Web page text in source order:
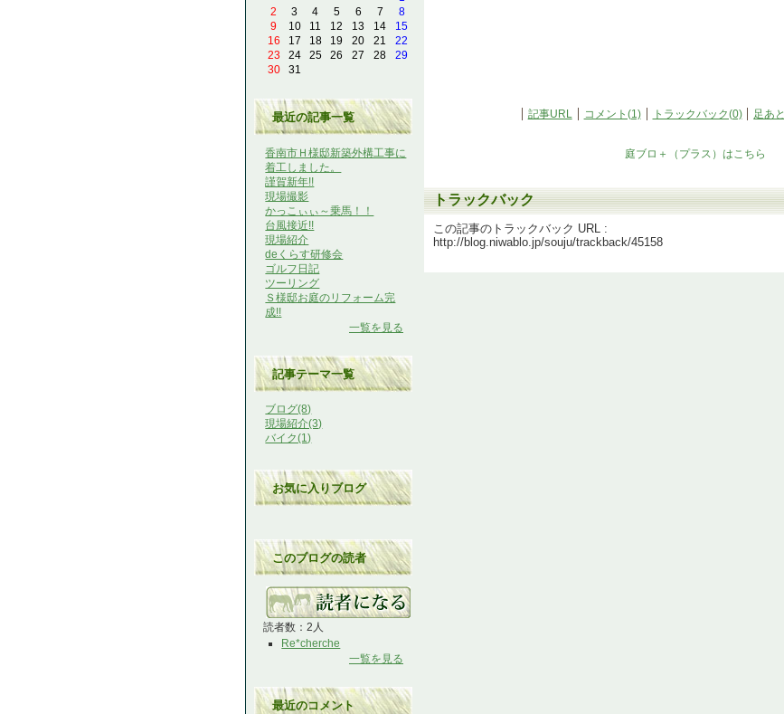
記事URL コメント(1) トラックバック(0) 足あと
庭ブロ＋（プラス）はこちら
トラックバック
この記事のトラックバック URL :
http://blog.niwablo.jp/souju/trackback/45158
2
3 4 5 6 7
8
9
10 11 12 13 14
15
16
17 18 19 20 21
22
23
24 25 26 27 28
29
30
31
最近の記事一覧
香南市Ｈ様邸新築外構工事に
着工しました。
謹賀新年!!
現場撮影
かっこぃぃ～乗馬！！
台風接近!!
現場紹介
deくらす研修会
ゴルフ日記
ツーリング
Ｓ様邸お庭のリフォーム完
成!!
一覧を見る
記事テーマ一覧
ブログ(8)
現場紹介(3)
バイク(1)
お気に入りブログ
このブログの読者
読者数：2人
Re*cherche
一覧を見る
最近のコメント